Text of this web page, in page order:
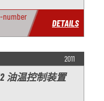
number
DETAILS
2011
油温控制装置